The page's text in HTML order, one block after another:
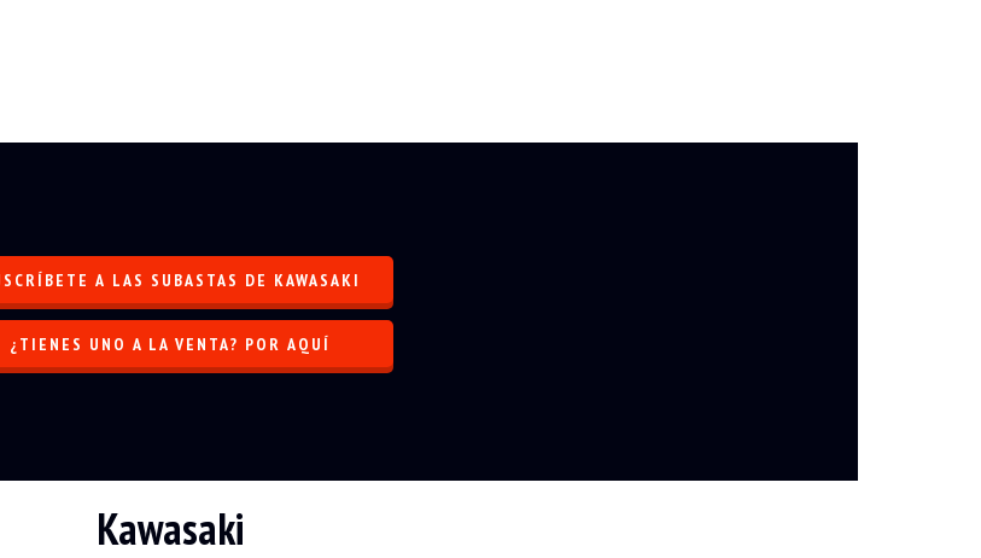
A LAS SUBASTAS DE KAWASAKI
¿TIENES UNO A LA VENTA? POR AQUÍ
Kawasaki